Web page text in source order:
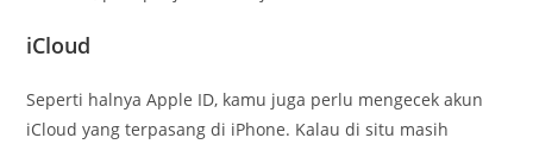
iCloud
Seperti halnya Apple ID, kamu juga perlu mengecek akun
iCloud yang terpasang di iPhone. Kalau di situ masih